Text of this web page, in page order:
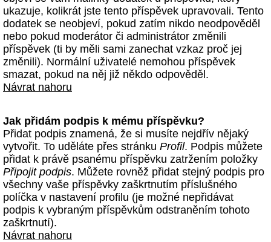
ukazuje, kolikrát jste tento příspěvek upravovali. Tento
dodatek se neobjeví, pokud zatím nikdo neodpověděl
nebo pokud moderátor či administrátor změnili
příspěvek (ti by měli sami zanechat vzkaz proč jej
změnili). Normální uživatelé nemohou příspěvek
smazat, pokud na něj již někdo odpověděl.
Návrat nahoru
Jak přidám podpis k mému příspěvku?
Přidat podpis znamená, že si musíte nejdřív nějaký
vytvořit. To uděláte přes stránku Profil. Podpis můžete
přidat k právě psanému příspěvku zatržením položky
Připojit podpis. Můžete rovněž přidat stejný podpis pro
všechny vaše příspěvky zaškrtnutím příslušného
políčka v nastavení profilu (je možné nepřidávat
podpis k vybraným příspěvkům odstraněním tohoto
zaškrtnutí).
Návrat nahoru